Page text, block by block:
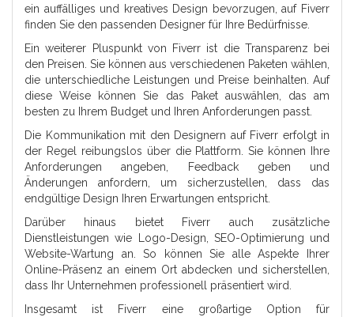
ein auffälliges und kreatives Design bevorzugen, auf Fiverr
finden Sie den passenden Designer für Ihre Bedürfnisse.
Ein weiterer Pluspunkt von Fiverr ist die Transparenz bei
den Preisen. Sie können aus verschiedenen Paketen wählen,
die unterschiedliche Leistungen und Preise beinhalten. Auf
diese Weise können Sie das Paket auswählen, das am
besten zu Ihrem Budget und Ihren Anforderungen passt.
Die Kommunikation mit den Designern auf Fiverr erfolgt in
der Regel reibungslos über die Plattform. Sie können Ihre
Anforderungen angeben, Feedback geben und
Änderungen anfordern, um sicherzustellen, dass das
endgültige Design Ihren Erwartungen entspricht.
Darüber hinaus bietet Fiverr auch zusätzliche
Dienstleistungen wie Logo-Design, SEO-Optimierung und
Website-Wartung an. So können Sie alle Aspekte Ihrer
Online-Präsenz an einem Ort abdecken und sicherstellen,
dass Ihr Unternehmen professionell präsentiert wird.
Insgesamt ist Fiverr eine großartige Option für